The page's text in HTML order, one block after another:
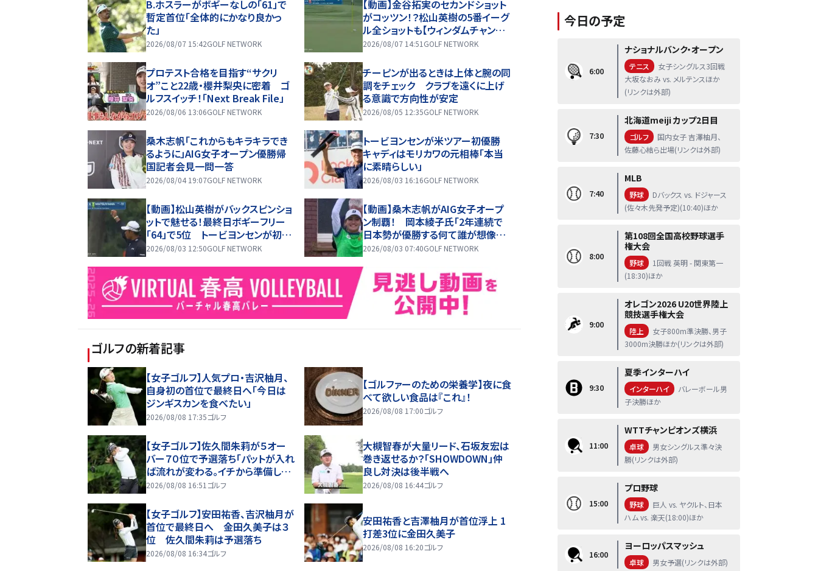
B.ホスラーがボギーなしの「61」で
暫定首位「全体的にかなり良かっ
た」
2026/08/07 15:42GOLF NETWORK
【動画】金谷拓実のセカンドショット
がコッツン！？松山英樹の5番イーグ
ル全ショットも【ウィンダムチャンピ
オンシップ1日目ハイライト】
2026/08/07 14:51 GOLF NETWORK
プロテスト合格を目指す“サクリ
オ”こと22歳・櫻井梨央に密着 ゴ
ルフスイッチ！「Next Break File」
2026/08/06 13:06GOLF NETWORK
チーピンが出るときは上体と腕の同
調をチェック クラブを遠くに上げ
る意識で方向性が安定
2026/08/05 12:35GOLF NETWORK
桑木志帆「これからもキラキラでき
るように」AIG女子オープン優勝帰
国記者会見一問一答
2026/08/04 19:07GOLF NETWORK
トービヨンセンが米ツアー初優勝
キャディはモリカワの元相棒「本当
に素晴らしい」
2026/08/03 16:16GOLF NETWORK
【動画】松山英樹がバックスピンショ
ットで魅せる！最終日ボギーフリー
「64」で5位 トービヨンセンが初優
勝【ロケットクラシック4日目ハイラ
2026/08/03 12:50GOLF NETWORK
【動画】桑木志帆がAIG女子オープ
ン制覇！ 岡本綾子氏「2年連続で
日本勢が優勝する何て誰が想像し
たでしょう？」
2026/08/03 07:40GOLF NETWORK
ゴルフの新着記事
【女子ゴルフ】人気プロ・吉沢柚月、
自身初の首位で最終日へ「今日は
ジンギスカンを食べたい」
2026/08/08 17:35ゴルフ
【ゴルファーのための栄養学】夜に食
べて欲しい食品は『これ』！
2026/08/08 17:00ゴルフ
【女子ゴルフ】佐久間朱莉が５オー
バー７０位で予選落ち「パットが入れ
ば流れが変わる。イチから準備した
い」
2026/08/08 16:51 ゴルフ
大槻智春が大量リード、石坂友宏は
巻き返せるか？「SHOWDOWN」仲
良し対決は後半戦へ
2026/08/08 16:44ゴルフ
【女子ゴルフ】安田祐香、吉沢柚月が
首位で最終日へ 金田久美子は３
位 佐久間朱莉は予選落ち
2026/08/08 16:34ゴルフ
安田祐香と吉澤柚月が首位浮上 1
打差3位に金田久美子
2026/08/08 16:20ゴルフ
今日の予定
6:00
ナショナルバンク・オープン
テニス
女子シングルス3回戦
大坂なおみ vs. メルテンスほか
(リンクは外部)
7:30
北海道meiji カップ2日目
ゴルフ
国内女子 吉澤柚月、
佐藤心結ら出場(リンクは外部)
7:40
MLB
野球
Dバックス vs. ドジャース
(佐々木先発予定)(10:40)ほか
8:00
第108回全国高校野球選手
権大会
野球
1回戦 英明 - 関東第一
(18:30)ほか
9:00
オレゴン2026 U20世界陸上
競技選手権大会
陸上
女子800m準決勝、男子
3000m決勝ほか(リンクは外部)
9:30
夏季インターハイ
インターハイ
バレーボール男
子決勝ほか
11:00
WTTチャンピオンズ横浜
卓球
男女シングルス準々決
勝(リンクは外部)
15:00
プロ野球
野球
巨人 vs. ヤクルト、日本
ハム vs. 楽天(18:00)ほか
16:00
ヨーロッパスマッシュ
卓球 男女予選(リンクは外部)